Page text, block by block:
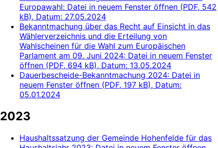
Europawahl: Datei in neuem Fenster öffnen (PDF, 542
kB), Datum: 27.05.2024
Bekanntmachung über das Recht auf Einsicht in das
Wählerverzeichnis und die Erteilung von
Wahlscheinen für die Wahl zum Europäischen
Parlament am 09. Juni 2024: Datei in neuem Fenster
öffnen (PDF, 694 kB), Datum: 13.05.2024
Dauerbescheide-Bekanntmachung 2024: Datei in
neuem Fenster öffnen (PDF, 197 kB), Datum:
05.01.2024
2023
Haushaltssatzung der Gemeinde Hohenfelde für das